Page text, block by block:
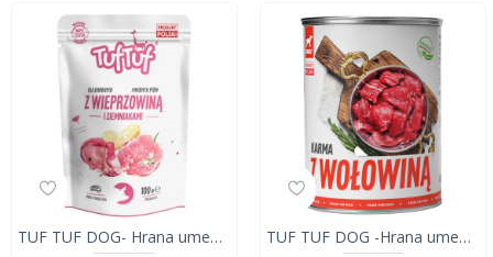
TUF TUF DOG- Hrana umeda cu PORC si CARTOFI- plic 300g TUF TUF DOG -Hrana umeda CHUNKS cu VITA- conserva 1250g